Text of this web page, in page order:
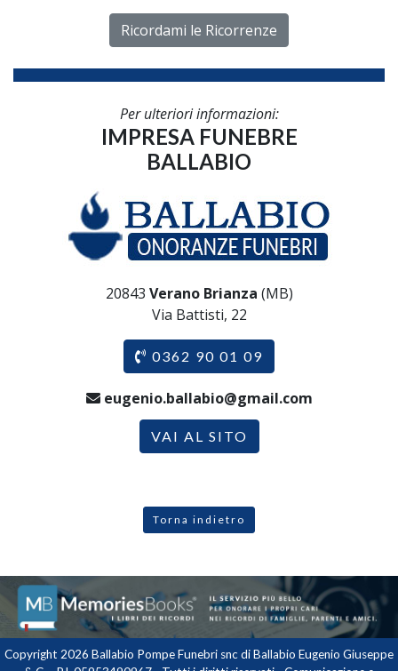
Ricordami le Ricorrenze
Per ulteriori informazioni:
IMPRESA FUNEBRE
BALLABIO
20843 Verano Brianza (MB)
Via Battisti, 22
0362 90 01 09
eugenio.ballabio@gmail.com
VAI AL SITO
Torna indietro
Copyright 2026 Ballabio Pompe Funebri snc di Ballabio Eugenio Giuseppe